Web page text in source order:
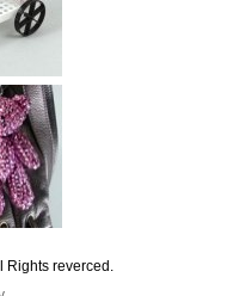
Rights reverced.